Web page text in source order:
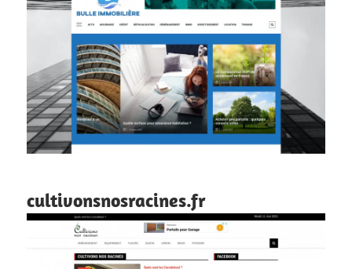
cultivonsnosracines.fr